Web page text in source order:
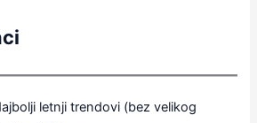
letnji trendovi (bez velikog